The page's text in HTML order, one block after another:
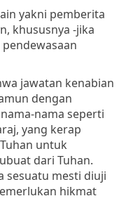
yakni pemberita
khususnya -jika
jawatan kenabian
dengan
nama seperti
yang kerap
untuk
dari Tuhan.
sesuatu mesti diuji
hikmat